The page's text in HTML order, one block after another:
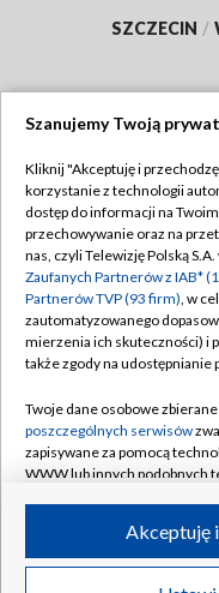
SZCZECIN /
Abonament TVP
Emisja w TVP
Centrum informacji
Naziemna Telewizja
Rada Programowa
System NOS
Informacje o nadawcy
Program dla prasy
©2026
Szanujemy Twoją
Kliknij "Akceptuję i
korzystanie z technologii
dostęp do informacji na
przechowywanie oraz na
nas, czyli Telewizję Polską
Zaufanych Partnerów z IAB*
Partnerów TVP (93 firm), w
zautomatyzowanego
mierzenia ich skuteczności) i
także zgody na udostępnianie
Twoje dane osobowe
poszczególnych serwisów
zapisywane za pomocą
WWW lub innych podobnych
ruchu w Internecie.
Twoje dane osobowe
Akceptuję